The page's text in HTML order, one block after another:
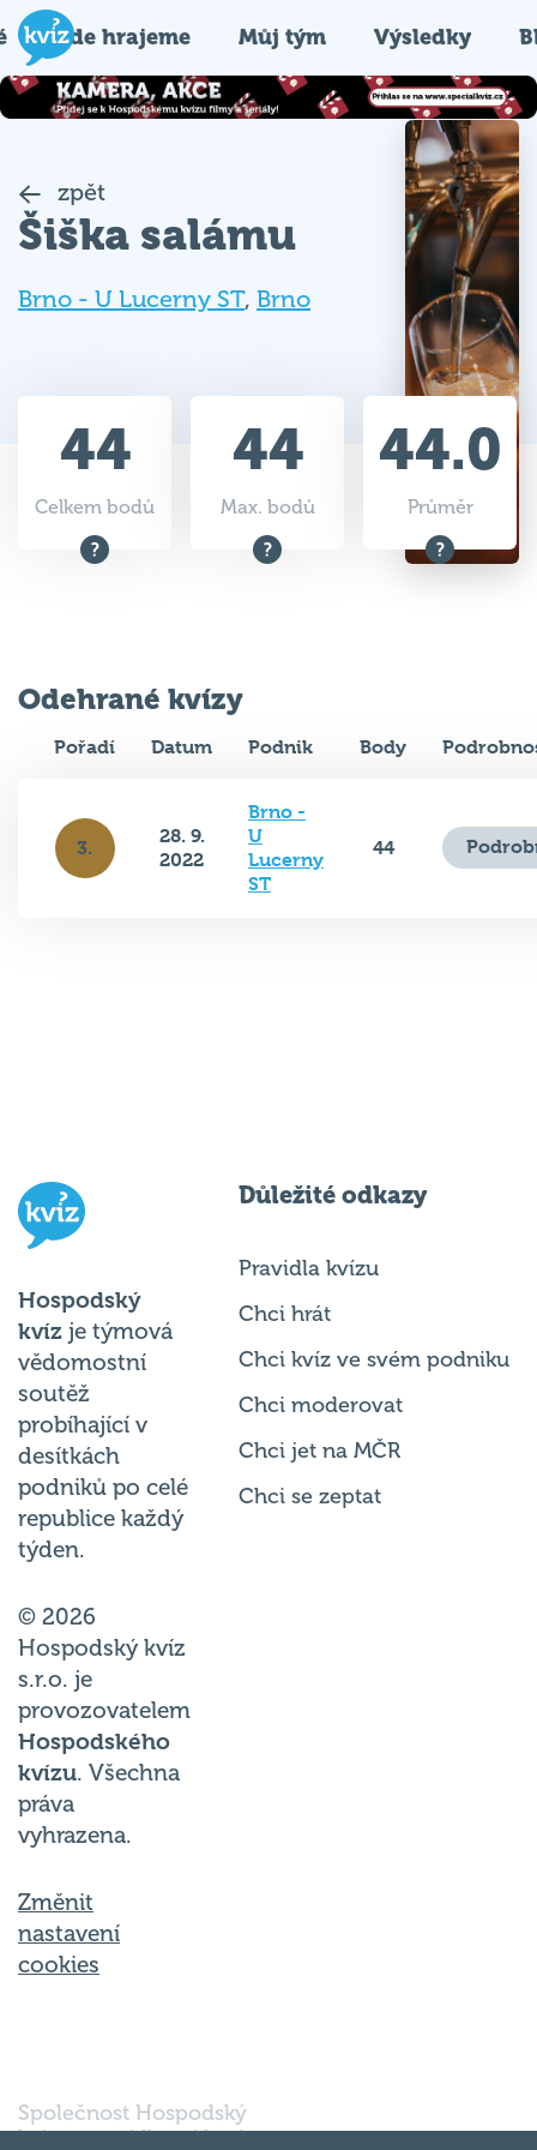
Kde hrajeme Můj tým Výsledky
zpět
Šiška salámu
Brno - U Lucerny ST, Brno
44
Celkem bodů
44
Max. bodů
44.0
Průměr
Odehrané kvízy
Pořadí Datum Podnik Body
3.
28. 9.
2022
Brno -
U
Lucerny
ST
44
Hospodský
kvíz je týmová
vědomostní
soutěž
probíhající v
desítkách
podniků po celé
republice každý
týden.
© 2026
Hospodský kvíz
s.r.o. je
provozovatelem
Hospodského
kvízu. Všechna
práva
vyhrazena.
Změnit
nastavení
cookies
Důležité odkazy
Pravidla kvízu
Chci hrát
Chci kvíz ve svém podniku
Chci moderovat
Chci jet na MČR
Chci se zeptat
Společnost Hospodský
kvíz s.r.o., sídlem Nové